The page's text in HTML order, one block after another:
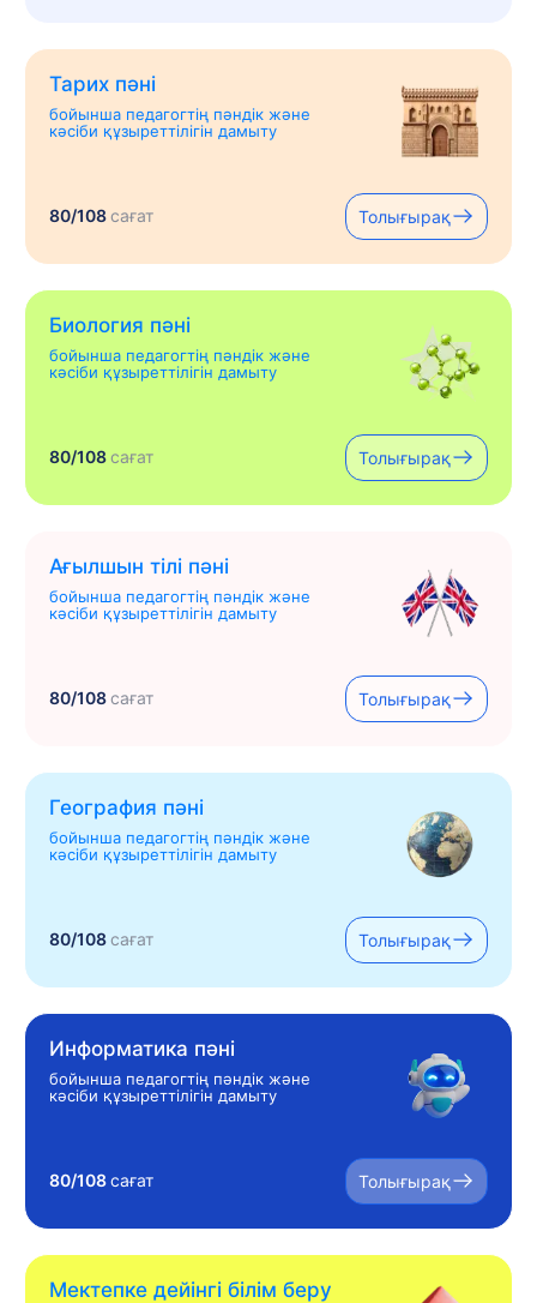
Тарих пәні
бойынша педагогтің пәндік және
кәсіби құзыреттілігін дамыту
80/108сағат Толығырақ
Биология пәні
бойынша педагогтің пәндік және
кәсіби құзыреттілігін дамыту
80/108сағат Толығырақ
Ағылшын тілі пәні
бойынша педагогтің пәндік және
кәсіби құзыреттілігін дамыту
80/108сағат Толығырақ
География пәні
бойынша педагогтің пәндік және
кәсіби құзыреттілігін дамыту
80/108сағат Толығырақ
Информатика пәні
бойынша педагогтің пәндік және
кәсіби құзыреттілігін дамыту
80/108сағат Толығырақ
Мектепке дейінгі білім беру